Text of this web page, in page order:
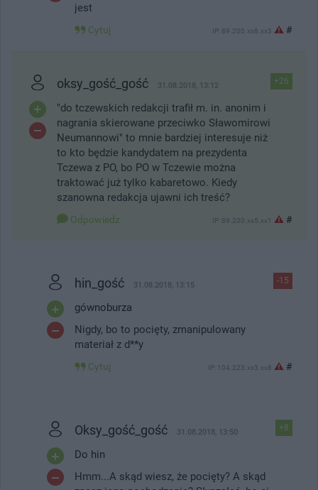
jest
Cytuj IP: 89.200.xx8.xx3 #
+26
oksy_gość_gość 31.08.2018, 13:12
"do tczewskich redakcji trafił m. in. anonim i
nagrania skierowane przeciwko Sławomirowi
Neumannowi" to mnie bardziej interesuje niż
to kto będzie kandydatem na prezydenta
Tczewa z PO, bo PO w Tczewie można
traktować już tylko kabaretowo. Kiedy
szanowna redakcja ujawni ich treść?
Odpowiedz IP: 89.200.xx5.xx1 #
-15
hin_gość 31.08.2018, 13:15
gównoburza
Nigdy, bo to pocięty, zmanipulowany
materiał z d**y
Cytuj IP: 104.223.xx3.xx8 #
+8
Oksy_gość_gość 31.08.2018, 13:50
Do hin
Hmm...A skąd wiesz, że pocięty? A skąd